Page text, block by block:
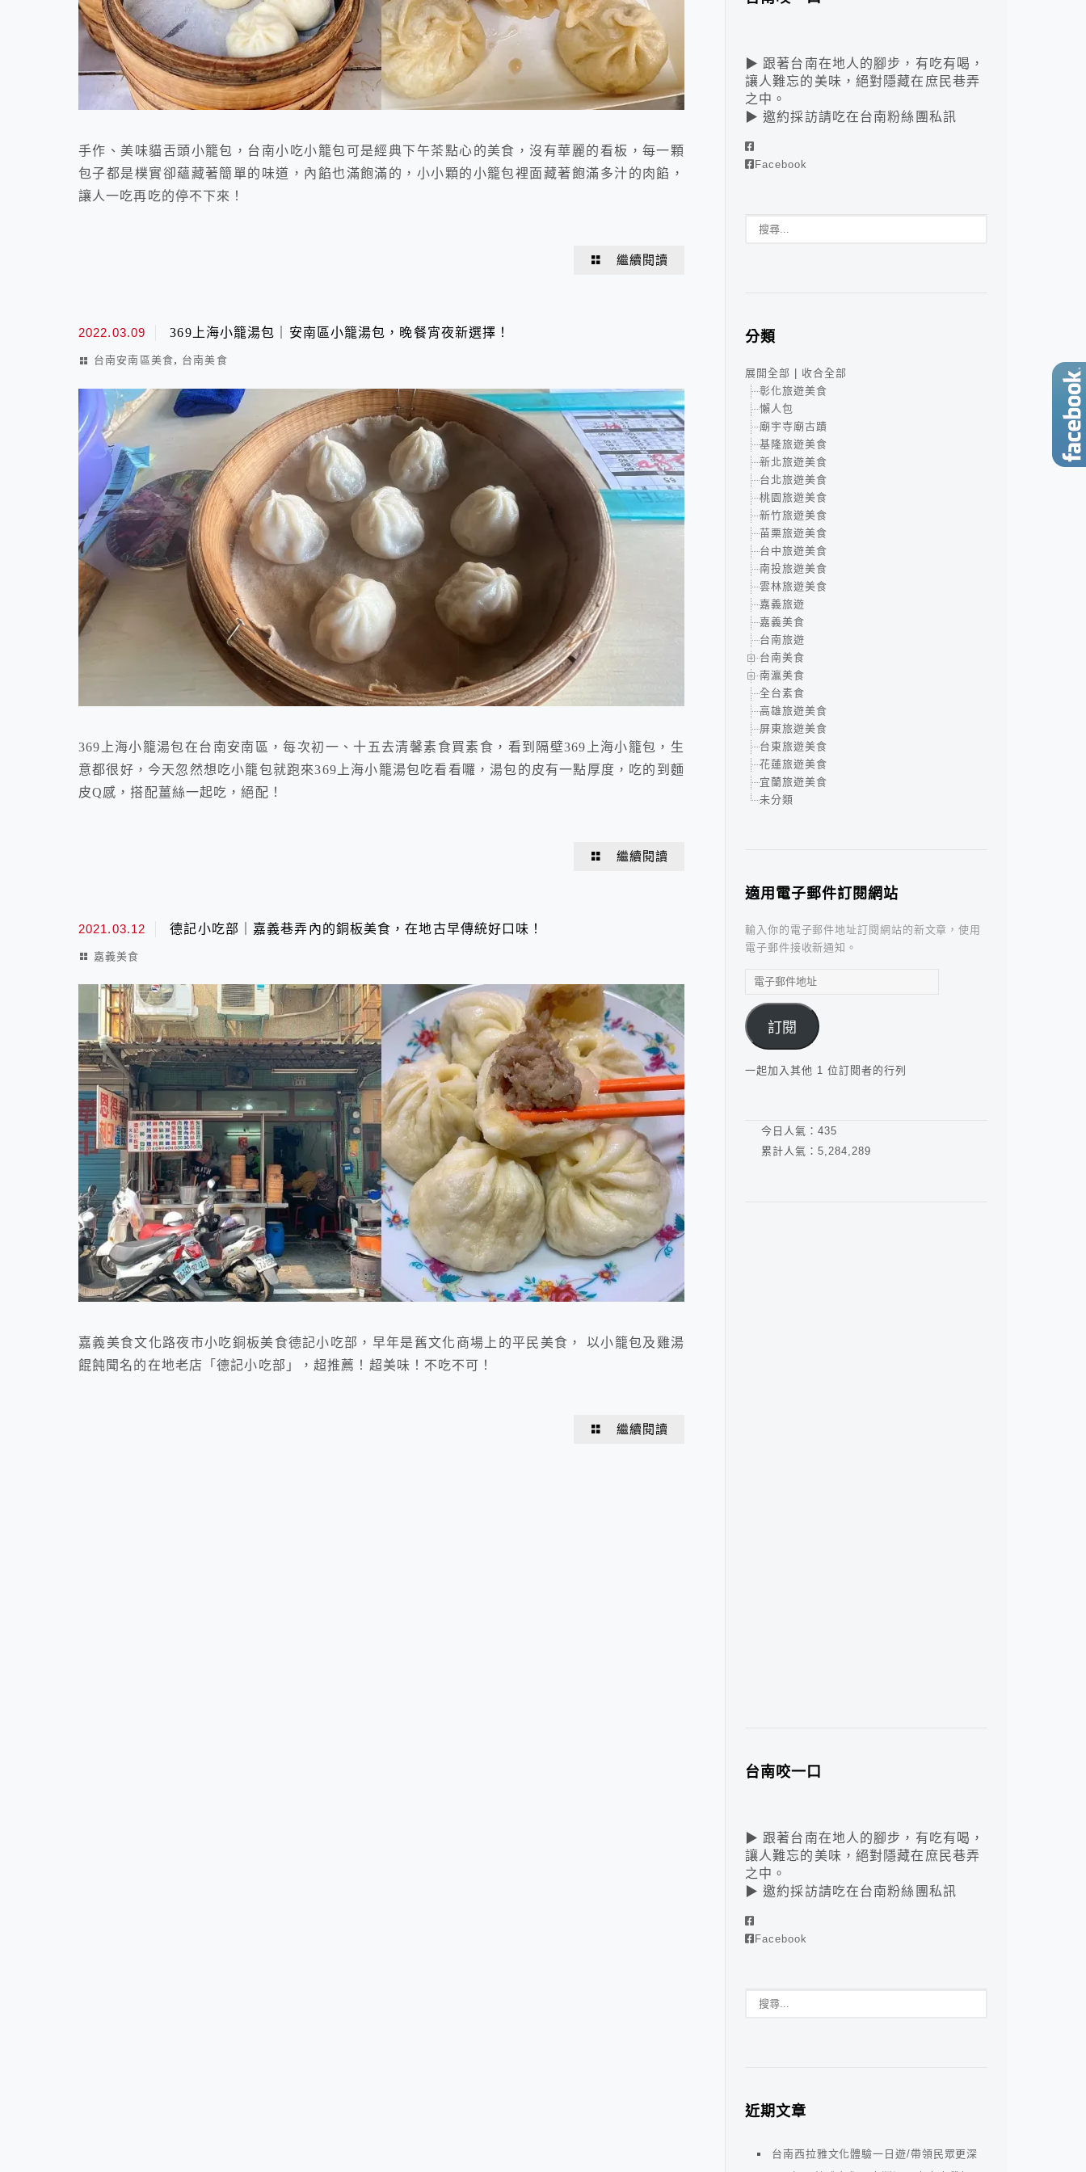
手作、美味貓舌頭小籠包，台南小吃小籠包可是經典下午茶點心的美食，沒有華麗的看板，每一顆
包子都是樸實卻蘊藏著簡單的味道，內餡也滿飽滿的，小小顆的小籠包裡面藏著飽滿多汁的肉餡，
讓人一吃再吃的停不下來！
繼續閱讀
2022.03.09 369上海小籠湯包｜安南區小籠湯包，晚餐宵夜新選擇！
台南安南區美食, 台南美食
369上海小籠湯包在台南安南區，每次初一、十五去清馨素食買素食，看到隔壁369上海小籠包，生
意都很好，今天忽然想吃小籠包就跑來369上海小籠湯包吃看看囉，湯包的皮有一點厚度，吃的到麵
皮Q感，搭配薑絲一起吃，絕配！
繼續閱讀
2021.03.12 德記小吃部｜嘉義巷弄內的銅板美食，在地古早傳統好口味！
嘉義美食
嘉義美食文化路夜市小吃銅板美食德記小吃部，早年是舊文化商場上的平民美食， 以小籠包及雞湯
餛飩聞名的在地老店「德記小吃部」，超推薦！超美味！不吃不可！
繼續閱讀
▶ 跟著台南在地人的腳步，有吃有喝，
讓人難忘的美味，絕對隱藏在庶民巷弄
之中。
▶ 邀約採訪請吃在台南粉絲團私訊
Facebook
分類
展開全部
收合全部
彰化旅遊美食
懶人包
廟宇寺廟古蹟
基隆旅遊美食
新北旅遊美食
台北旅遊美食
桃園旅遊美食
新竹旅遊美食
苗栗旅遊美食
台中旅遊美食
南投旅遊美食
雲林旅遊美食
嘉義旅遊
嘉義美食
台南旅遊
台南美食
南瀛美食
全台素食
高雄旅遊美食
屏東旅遊美食
台東旅遊美食
花蓮旅遊美食
宜蘭旅遊美食
未分類
適用電子郵件訂閱網站
輸入你的電子郵件地址訂閱網站的新文章，使用
電子郵件接收新通知。
電
郵
件
地
址
訂閱
一起加入其他 1 位訂閱者的行列
今日人氣： 435
累計人氣： 5,284,289
台南咬一口
▶ 跟著台南在地人的腳步，有吃有喝，
讓人難忘的美味，絕對隱藏在庶民巷弄
之中。
▶ 邀約採訪請吃在台南粉絲團私訊
Facebook
近期文章
台南西拉雅文化體驗一日遊/帶領民眾更深